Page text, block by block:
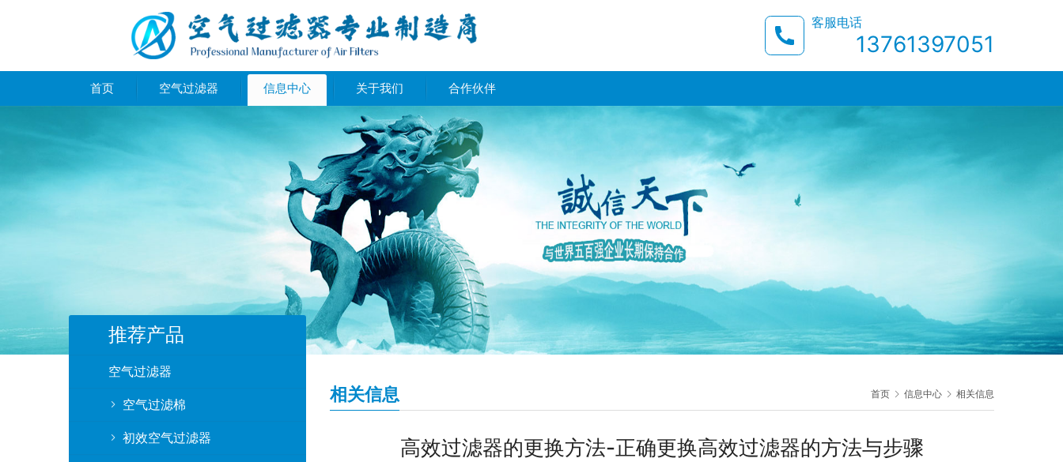
客服电话
13761397051
首页 空气过滤器 信息中心 关于我们 合作伙伴
首页 信息中心 相关信息
相关信息
高效过滤器的更换方法-正确更换高效过滤器的方法与步骤
推荐产品
空气过滤器
空气过滤棉
初效空气过滤器